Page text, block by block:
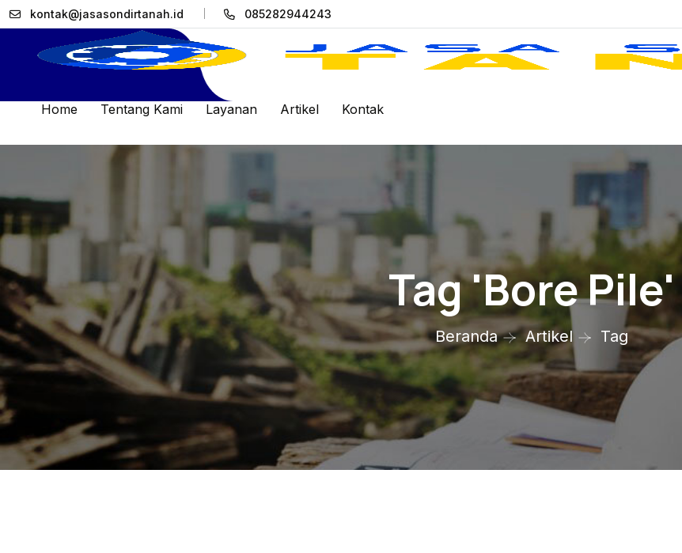
kontak@jasasondirtanah.id 085282944243
Home Tentang Kami Layanan Artikel Kontak
Tag 'Bore Pile'
Beranda Artikel Tag